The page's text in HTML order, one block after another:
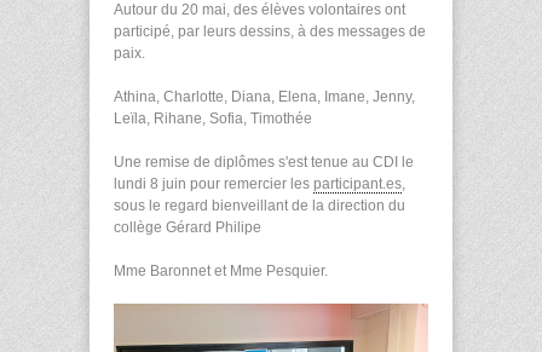
Autour du 20 mai, des élèves volontaires ont
participé, par leurs dessins, à des messages de
paix.
Athina, Charlotte, Diana, Elena, Imane, Jenny,
Leïla, Rihane, Sofia, Timothée
Une remise de diplômes s'est tenue au CDI le
lundi 8 juin pour remercier les participant.es,
sous le regard bienveillant de la direction du
collège Gérard Philipe
Mme Baronnet et Mme Pesquier.